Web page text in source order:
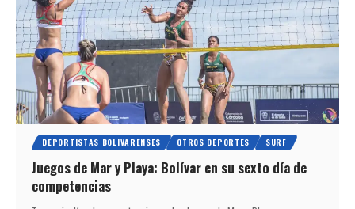
DEPORTISTAS BOLIVARENSES OTROS DEPORTES SURF
Juegos de Mar y Playa: Bolívar en su sexto día de
competencias